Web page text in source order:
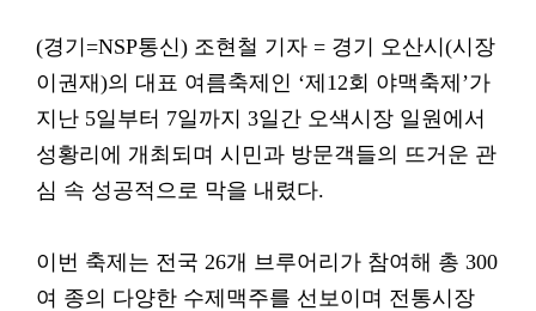
(경기=NSP통신) 조현철 기자 = 경기 오산시(시장
이권재)의 대표 여름축제인 ‘제12회 야맥축제’가
지난 5일부터 7일까지 3일간 오색시장 일원에서
성황리에 개최되며 시민과 방문객들의 뜨거운 관
심 속 성공적으로 막을 내렸다.
이번 축제는 전국 26개 브루어리가 참여해 총 300
여 종의 다양한 수제맥주를 선보이며 전통시장